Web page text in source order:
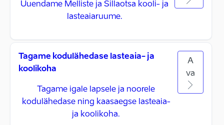
Uuendame Melliste ja Sillaotsa kooli- ja
lasteaiaruume.
Tagame kodulähedase lasteaia- ja
koolikoha
Tagame igale lapsele ja noorele
kodulähedase ning kaasaegse lasteaia-
ja koolikoha.
A
va